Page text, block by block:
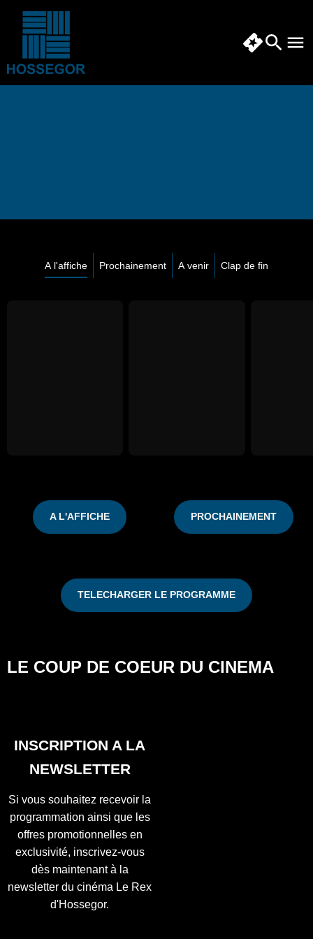
A l'affiche Prochainement A venir Clap de fin
A L'AFFICHE PROCHAINEMENT
TELECHARGER LE PROGRAMME
LE COUP DE COEUR DU CINEMA
INSCRIPTION A LA
NEWSLETTER
Si vous souhaitez recevoir la
programmation ainsi que les
offres promotionnelles en
exclusivité, inscrivez-vous
dès maintenant à la
newsletter du cinéma Le Rex
d'Hossegor.